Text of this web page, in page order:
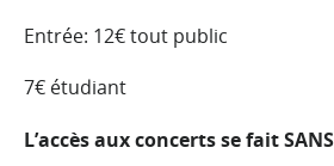
Entrée: 12€ tout public
7€ étudiant
L’accès aux concerts se fait